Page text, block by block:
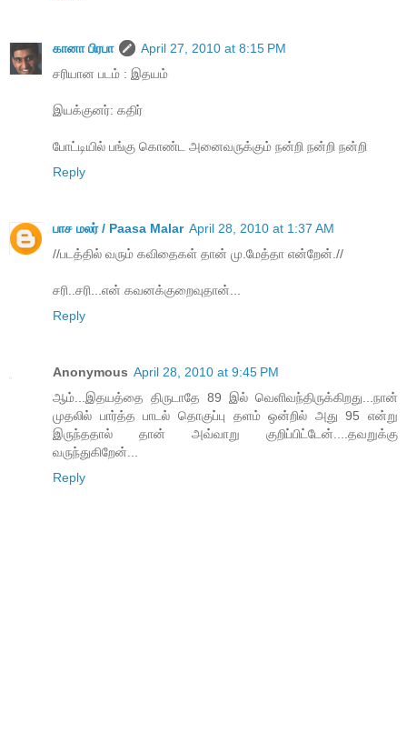
கானா பிரபா
April 27, 2010 at 8:15 PM
சரியான படம் : இதயம்
இயக்குனர்: கதிர்
போட்டியில் பங்கு கொண்ட அனைவருக்கும் நன்றி நன்றி நன்றி
Reply
பாச மலர் / Paasa Malar April 28, 2010 at 1:37 AM
//படத்தில் வரும் கவிதைகள் தான் மு.மேத்தா என்றேன்.//
சரி..சரி...என் கவனக்குறைவுதான்...
Reply
Anonymous April 28, 2010 at 9:45 PM
ஆம்...இதயத்தை திருடாதே 89 இல் வெளிவந்திருக்கிறது...நான்
முதலில் பார்த்த பாடல் தொகுப்பு தளம் ஒன்றில் அது 95 என்று
இருந்ததால் தான் அவ்வாறு குறிப்பிட்டேன்....தவறுக்கு
வருந்துகிறேன்...
Reply